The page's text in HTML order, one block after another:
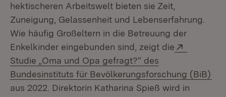
hektischeren Arbeitswelt bieten sie Zeit,
Zuneigung, Gelassenheit und Lebenserfahrung.
Wie häufig Großeltern in die Betreuung der
Enkelkinder eingebunden sind, zeigt die
Studie „Oma und Opa gefragt?“ des
Bundesinstituts für Bevölkerungsforschung (BiB)
aus 2022. Direktorin Katharina Spieß wird in